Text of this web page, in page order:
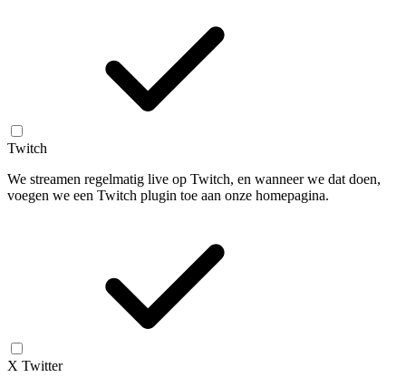
Twitch
We streamen regelmatig live op Twitch, en wanneer we dat doen,
voegen we een Twitch plugin toe aan onze homepagina.
X Twitter